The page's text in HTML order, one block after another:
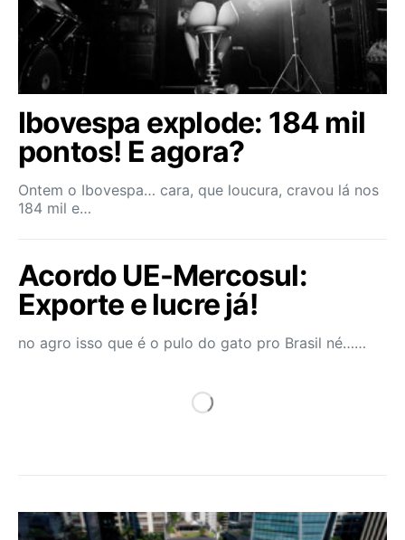
Ibovespa explode: 184 mil
pontos! E agora?
Ontem o Ibovespa… cara, que loucura, cravou lá nos
184 mil e…
Acordo UE-Mercosul:
Exporte e lucre já!
no agro isso que é o pulo do gato pro Brasil né……